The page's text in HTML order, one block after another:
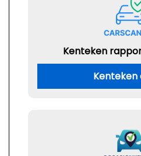
Kenteken
Kenteken